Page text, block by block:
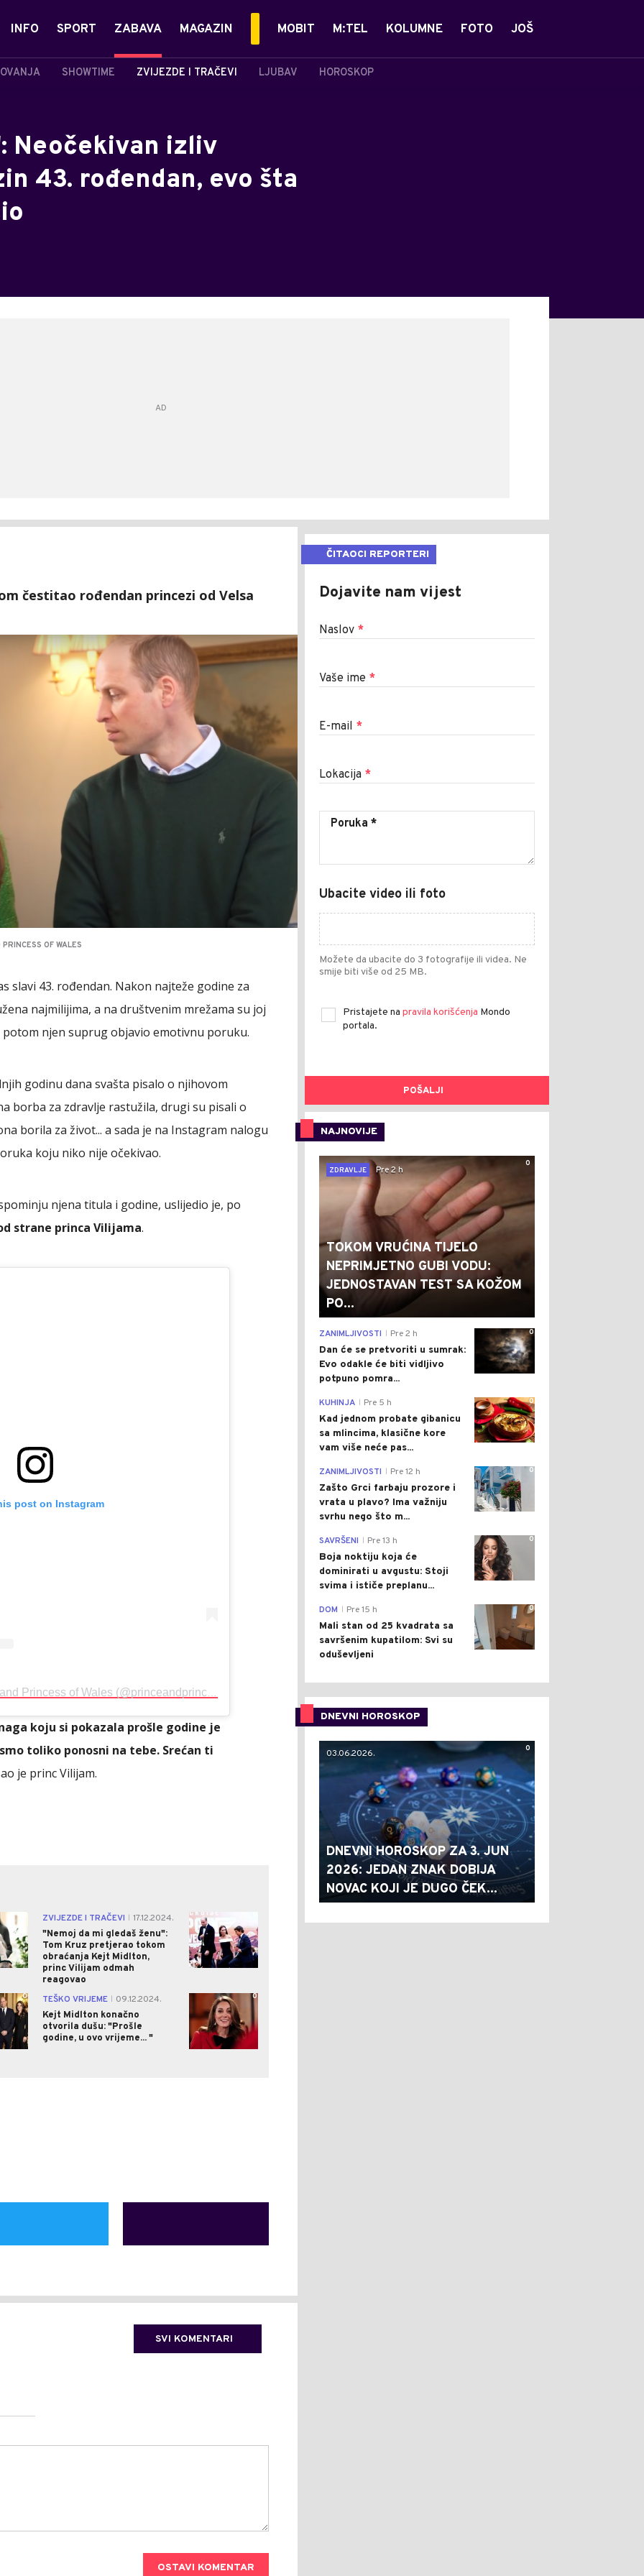
INFO SPORT ZABAVA
SHOWTIME ZVIJEZDE I TRAČEVI LJUBAV HOROSKOP
MAGAZIN MOBIT M:TEL KOLUMNE FOTO JOŠ
Neočekivan izliv
43. rođendan, evo šta
čestitao rođendan princezi od Velsa
OF WALES
slavi 43. rođendan. Nakon najteže godine za
najmilijima, a na društvenim mrežama su joj
potom njen suprug objavio emotivnu poruku.
godinu dana svašta pisalo o njihovom
borba za zdravlje rastužila, drugi su pisali o
borila za život... a sada je na Instagram nalogu
koju niko nije očekivao.
njena titula i godine, uslijedio je, po
strane princa Vilijama.
post on Instagram
koju si pokazala prošle godine je
toliko ponosni na tebe. Srećan ti
je princ Vilijam.
ZVIJEZDE I TRAČEVI
17.12.2024.
"Nemoj da mi gledaš ženu":
Tom Kruz pretjerao tokom
obraćanja Kejt Midlton,
princ Vilijam odmah
reagovao
0 TEŠKO VRIJEME
09.12.2024.
Kejt Midlton konačno
otvorila dušu: "Prošle
godine, u ovo vrijeme... "
0
SVI KOMENTARI
OSTAVI KOMENTAR
ČITAOCI REPORTERI
Dojavite nam vijest
Naslov *
Vaše ime *
E-mail *
Lokacija *
Ubacite video ili foto
Možete da ubacite do 3 fotografije ili videa. Ne
smije biti više od 25 MB.
Pristajete na pravila korišćenja Mondo
portala.
POŠALJI
NAJNOVIJE
0
ZDRAVLJE
Pre 2 h
TOKOM VRUĆINA TIJELO
NEPRIMJETNO GUBI VODU:
JEDNOSTAVAN TEST SA KOŽOM
PO...
0
ZANIMLJIVOSTI Pre 2 h
Dan će se pretvoriti u sumrak:
Evo odakle će biti vidljivo
potpuno pomra...
0
KUHINJA Pre 5 h
Kad jednom probate gibanicu
sa mlincima, klasične kore
vam više neće pas...
0
ZANIMLJIVOSTI Pre 12 h
Zašto Grci farbaju prozore i
vrata u plavo? Ima važniju
svrhu nego što m...
0
SAVRŠENI Pre 13 h
Boja noktiju koja će
dominirati u avgustu: Stoji
svima i ističe preplanu...
0
DOM Pre 15 h
Mali stan od 25 kvadrata sa
savršenim kupatilom: Svi su
oduševljeni
DNEVNI HOROSKOP
0
03.06.2026.
DNEVNI HOROSKOP ZA 3. JUN
2026: JEDAN ZNAK DOBIJA
NOVAC KOJI JE DUGO ČEK...